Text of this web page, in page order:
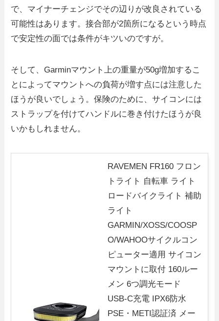
で、マイナーチェンジでその辺りが改良されている
可能性はあります。接合部が2箇所になるという時点
で安定性の面では条件がキツいのですが。
そして、Garminマウント上の重量が50g増加するこ
とによってマウントへの負荷が増す点には注意した
ほうが良いでしょう。保険のために、サイコンには
ストラップを付けてハンドルに巻き付けたほうが良
いかもしれません。
RAVEMEN FR160 フロン
トライト 自転車 ライト
ロードバイクライト 補助
ライト
GARMIN/XOSS/COOSP
O/WAHOOサイクルコン
ピューター適用 サイコン
マウントに取付 160ルー
メン 6つ調光モード
USB-C充電 IPX6防水
PSE・METI認証済 メー